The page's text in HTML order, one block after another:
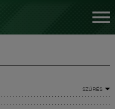
SZŰRÉS